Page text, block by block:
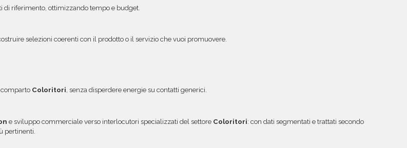
di riferimento, ottimizzando tempo e budget.
selezioni coerenti con il prodotto o il servizio che vuoi promuovere.
Coloritori, senza disperdere energie su contatti generici.
e sviluppo commerciale verso interlocutori specializzati del settore Coloritori: con dati segmentati e trattati secondo
pertinenti.